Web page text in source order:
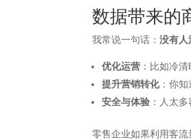
数据带来的
我常说一句话：没有人
优化运营 ：比如冷
提升营销转化：你知
安全与体验 ：人太
零售企业如果利用客流